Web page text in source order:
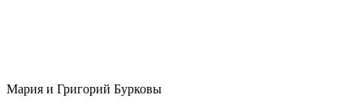
Мария и Григорий Бурковы